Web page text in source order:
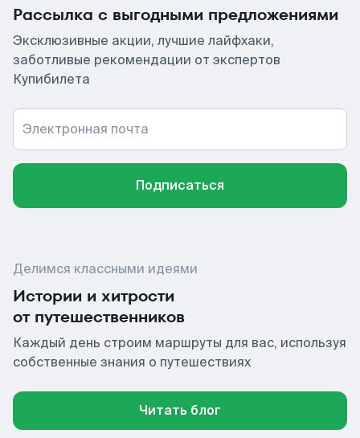
Рассылка с выгодными предложениями
Эксклюзивные акции, лучшие лайфхаки,
заботливые рекомендации от экспертов
Купибилета
Электронная почта
Подписаться
Делимся классными идеями
Истории и хитрости
от путешественников
Каждый день строим маршруты для вас, используя
собственные знания о путешествиях
Читать блог